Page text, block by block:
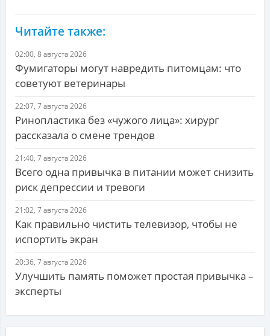
Читайте также:
02:00, 8 августа 2026
Фумигаторы могут навредить питомцам: что
советуют ветеринары
22:07, 7 августа 2026
Ринопластика без «чужого лица»: хирург
рассказала о смене трендов
21:40, 7 августа 2026
Всего одна привычка в питании может снизить
риск депрессии и тревоги
21:02, 7 августа 2026
Как правильно чистить телевизор, чтобы не
испортить экран
20:36, 7 августа 2026
Улучшить память поможет простая привычка –
эксперты